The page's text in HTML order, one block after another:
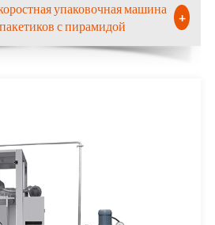
упаковочная машина
с пирамидой
+